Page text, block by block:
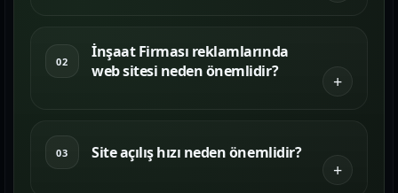
02
İnşaat Firması reklamlarında
web sitesi neden önemlidir?
03 Site açılış hızı neden önemlidir?